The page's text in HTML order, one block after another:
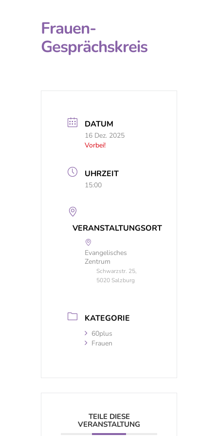
Frauen-
Gesprächskreis
DATUM
16 Dez. 2025
Vorbei!
UHRZEIT
15:00
VERANSTALTUNGSORT
Evangelisches
Zentrum
Schwarzstr. 25,
5020 Salzburg
KATEGORIE
60plus
Frauen
TEILE DIESE
VERANSTALTUNG